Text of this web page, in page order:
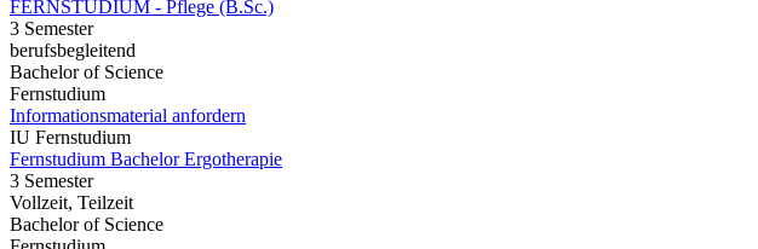
FERNSTUDIUM - Pflege (B.Sc.)
3 Semester
berufsbegleitend
Bachelor of Science
Fernstudium
Informationsmaterial anfordern
IU Fernstudium
Fernstudium Bachelor Ergotherapie
3 Semester
Vollzeit, Teilzeit
Bachelor of Science